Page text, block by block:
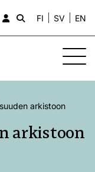
FI SV EN
arkistoon
arkistoon